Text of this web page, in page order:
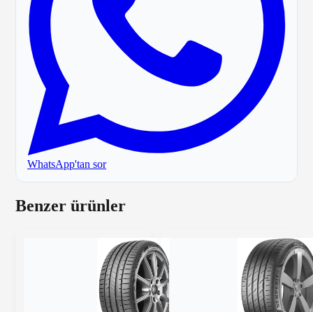
WhatsApp'tan sor
Benzer ürünler